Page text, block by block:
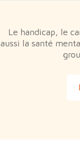
Le handicap, le
aussi la santé